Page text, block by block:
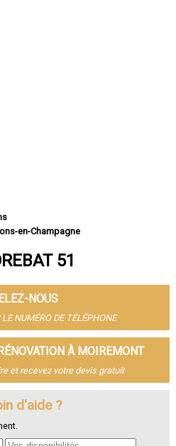
en-Champagne
le-François
Memmie
le-Grand
lès-Reims
51
NOUS
NUMÉRO DE TÉLÉPHONE
À MOIREMONT
et recevez votre devis gratuit
d'aide ?